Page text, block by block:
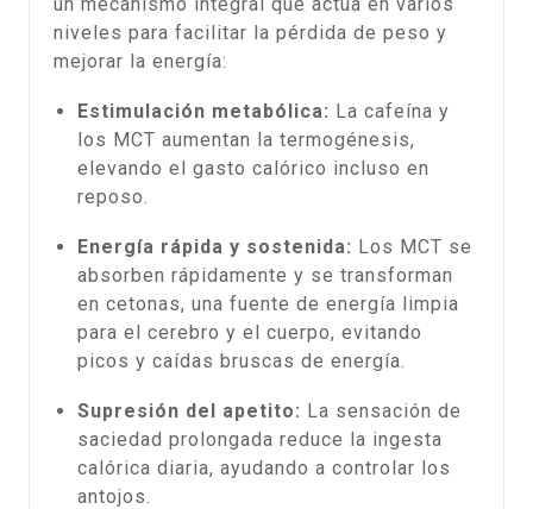
niveles para facilitar la pérdida de peso y
mejorar la energía:
Estimulación metabólica: La cafeína y
los MCT aumentan la termogénesis,
elevando el gasto calórico incluso en
reposo.
Energía rápida y sostenida: Los MCT se
absorben rápidamente y se transforman
en cetonas, una fuente de energía limpia
para el cerebro y el cuerpo, evitando
picos y caídas bruscas de energía.
Supresión del apetito: La sensación de
saciedad prolongada reduce la ingesta
calórica diaria, ayudando a controlar los
antojos.